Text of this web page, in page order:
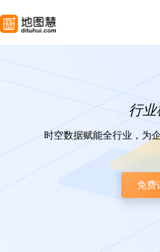
行业
时空数据赋能全行业，为
免费